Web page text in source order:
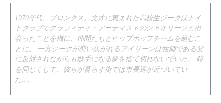
1970年代、ブロンクス。文才に恵まれた高校生ジークはナイ
トクラブでグラフィティ・アーティストのシャオリーンと出
会ったことを機に、仲間たちとヒップホップチームを組むこ
とに。 一方ジークが恋い焦がれるアイリーンは牧師である父
に反対されながらも歌手になる夢を捨て切れないでいた。 時
を同じくして、彼らが暮らす街では市長選が近づいてい
た…。